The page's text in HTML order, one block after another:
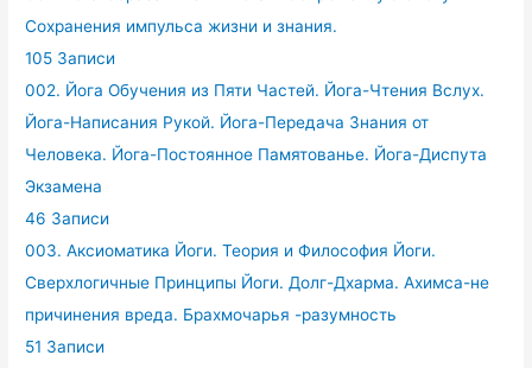
Сохранения импульса жизни и знания.
105 Записи
002. Йога Обучения из Пяти Частей. Йога-Чтения Вслух.
Йога-Написания Рукой. Йога-Передача Знания от
Человека. Йога-Постоянное Памятованье. Йога-Диспута
Экзамена
46 Записи
003. Аксиоматика Йоги. Теория и Философия Йоги.
Сверхлогичные Принципы Йоги. Долг-Дхарма. Ахимса-не
причинения вреда. Брахмочарья -разумность
51 Записи